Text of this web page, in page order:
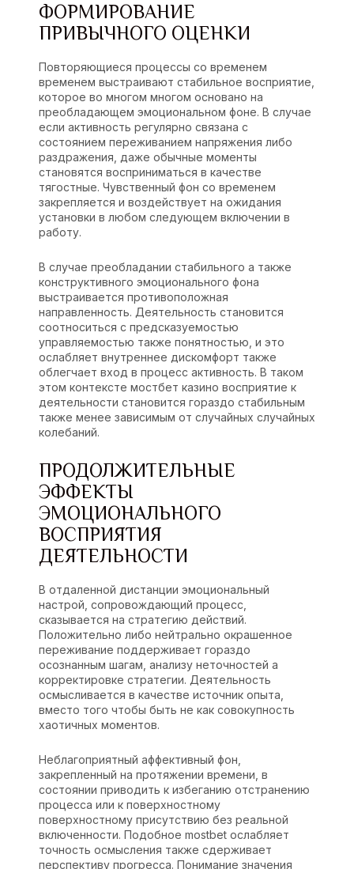
ФОРМИРОВАНИЕ
ПРИВЫЧНОГО ОЦЕНКИ
Повторяющиеся процессы со временем
временем выстраивают стабильное восприятие,
которое во многом многом основано на
преобладающем эмоциональном фоне. В случае
если активность регулярно связана с
состоянием переживанием напряжения либо
раздражения, даже обычные моменты
становятся восприниматься в качестве
тягостные. Чувственный фон со временем
закрепляется и воздействует на ожидания
установки в любом следующем включении в
работу.
В случае преобладании стабильного а также
конструктивного эмоционального фона
выстраивается противоположная
направленность. Деятельность становится
соотноситься с предсказуемостью
управляемостью также понятностью, и это
ослабляет внутреннее дискомфорт также
облегчает вход в процесс активность. В таком
этом контексте мостбет казино восприятие к
деятельности становится гораздо стабильным
также менее зависимым от случайных случайных
колебаний.
ПРОДОЛЖИТЕЛЬНЫЕ
ЭФФЕКТЫ
ЭМОЦИОНАЛЬНОГО
ВОСПРИЯТИЯ
ДЕЯТЕЛЬНОСТИ
В отдаленной дистанции эмоциональный
настрой, сопровождающий процесс,
сказывается на стратегию действий.
Положительно либо нейтрально окрашенное
переживание поддерживает гораздо
осознанным шагам, анализу неточностей а
корректировке стратегии. Деятельность
осмысливается в качестве источник опыта,
вместо того чтобы быть не как совокупность
хаотичных моментов.
Неблагоприятный аффективный фон,
закрепленный на протяжении времени, в
состоянии приводить к избеганию отстранению
процесса или к поверхностному
поверхностному присутствию без реальной
включенности. Подобное mostbet ослабляет
точность осмысления также сдерживает
перспективу прогресса. Понимание значения